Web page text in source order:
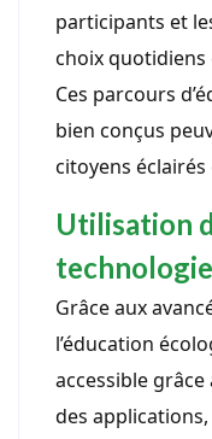
participants et
choix quotidiens
Ces parcours
bien conçus
citoyens
Utilisation
Grâce aux
l’éducation
accessible
des